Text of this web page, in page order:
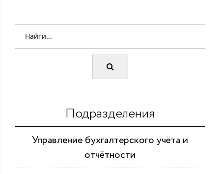
Подразделения
Управление бухгалтерского учёта и
отчётности